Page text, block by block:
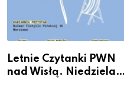
Letnie Czytanki PWN
nad Wisłą. Niedziela z